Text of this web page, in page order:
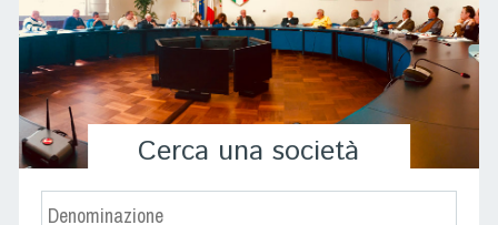
Cerca una società